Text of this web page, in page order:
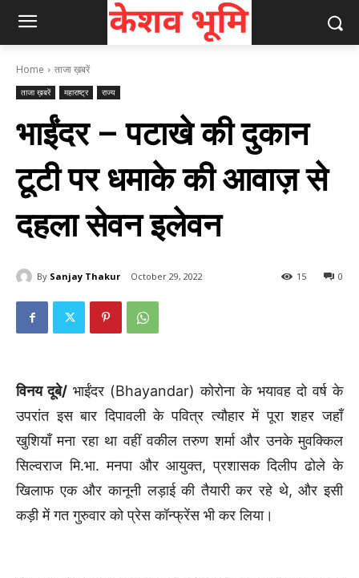
Home ताजा ख़बरें
ताजा ख़बरें महाराष्ट्र राज्य
भाईंदर – पटाखे की दुकान
टूटी पर धमाके की आवाज़ से
दहला सेवन इलेवन
By Sanjay Thakur October 29, 2022 0
15
विनय दूबे/ भाईंदर (Bhayandar) कोरोना के भयावह दो वर्ष के
उपरांत इस बार दिपावली के पवित्र त्यौहार में पूरा शहर जहाँ
खुशियाँ मना रहा था वहीं वकील तरुण शर्मा और उनके मुवक्किल
सिल्वराज मि.भा. मनपा और आयुक्त, प्रशासक दिलीप ढोले के
खिलाफ एक और कानूनी लड़ाई की तैयारी कर रहे थे, और इसी
कड़ी में गत गुरुवार को प्रेस कॉन्फ्रेंस भी कर लिया।